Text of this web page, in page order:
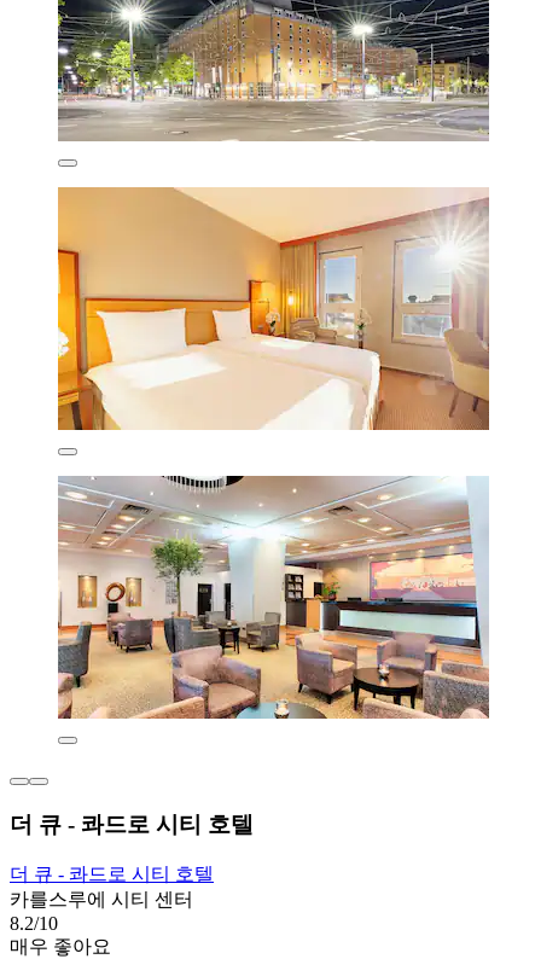
더 큐 - 콰드로 시티 호텔
더 큐 - 콰드로 시티 호텔
카를스루에 시티 센터
8.2/10
매우 좋아요